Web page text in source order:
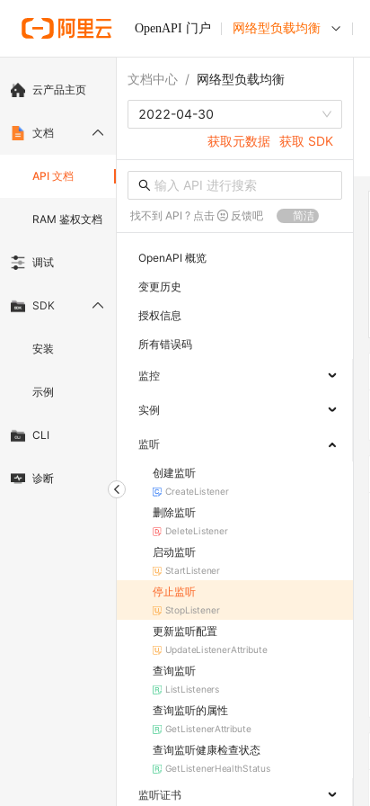
OpenAPI 门户 网络型负载均衡
云产品主页
文档
API 文档
RAM 鉴权文档
调试
SDK
安装
示例
CLI
诊断
文档中心 / 网络型负载均衡
2022-04-30
获取元数据 获取 SDK
找不到 API ? 点击 反馈吧 简洁
OpenAPI 概览
变更历史
授权信息
所有错误码
监控
实例
监听
创建监听
CreateListener
删除监听
DeleteListener
启动监听
StartListener
停止监听
StopListener
更新监听配置
UpdateListenerAttribute
查询监听
ListListeners
查询监听的属性
GetListenerAttribute
查询监听健康检查状态
GetListenerHealthStatus
监听证书